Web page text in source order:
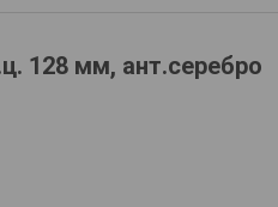
128 мм, ант.серебро